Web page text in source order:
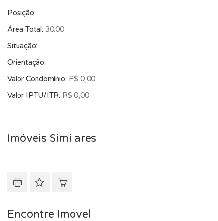
Posição:
Área Total: 30.00
Situação:
Orientação:
Valor Condomínio: R$ 0,00
Valor IPTU/ITR: R$ 0,00
Imóveis Similares
Encontre Imóvel